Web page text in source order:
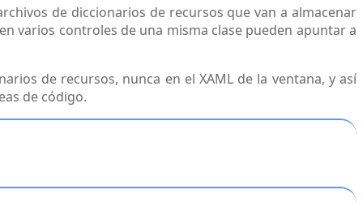
de diccionarios de recursos que van a almacenar
varios controles de una misma clase pueden apuntar a
de recursos, nunca en el XAML de la ventana, y así
de código.